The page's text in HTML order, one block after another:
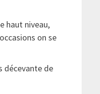
haut niveau,
on se
décevante de